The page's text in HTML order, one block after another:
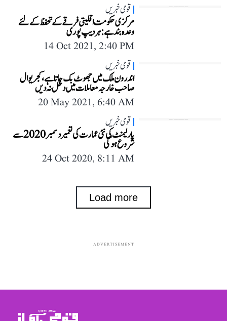
قومی خبریں
مرکزی حکومت اقلیتی فرقے کے تحفظ کے لئے
وعدہ بند ہے: ہردیپ پوری
14 Oct 2021, 2:40 PM
قومی خبریں
اندرون ملک میں جھوٹ بک جاتا ہے،کجریوال
صاحب خارجہ معاملات میں دخل نہ دیں
20 May 2021, 6:40 AM
قومی خبریں
پارلیمنٹ کی نئی عمارت کی تعمیر دسمبر 2020 سے
شروع ہوگی
24 Oct 2020, 8:11 AM
Load more
ADVERTISEMENT